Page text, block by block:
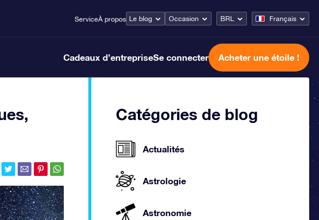
ServiceÀ propos Le blog Occasion BRL Français
Cadeaux d’entrepriseSe connecter Acheter une étoile !
Catégories de blog
Actualités
Astrologie
Astronomie